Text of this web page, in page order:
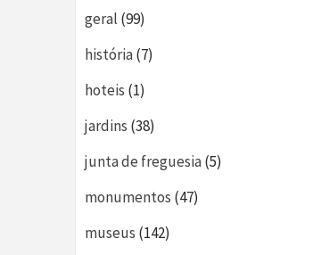
geral (99)
história(7)
hoteis (1)
jardins (38)
junta de freguesia(5)
monumentos (47)
museus (142)